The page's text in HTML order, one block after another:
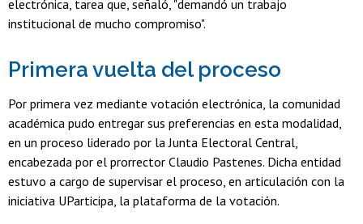
electrónica, tarea que, señaló, "demandó un trabajo
institucional de mucho compromiso".
Primera vuelta del proceso
Por primera vez mediante votación electrónica, la comunidad
académica pudo entregar sus preferencias en esta modalidad,
en un proceso liderado por la Junta Electoral Central,
encabezada por el prorrector Claudio Pastenes. Dicha entidad
estuvo a cargo de supervisar el proceso, en articulación con la
iniciativa UParticipa, la plataforma de la votación.